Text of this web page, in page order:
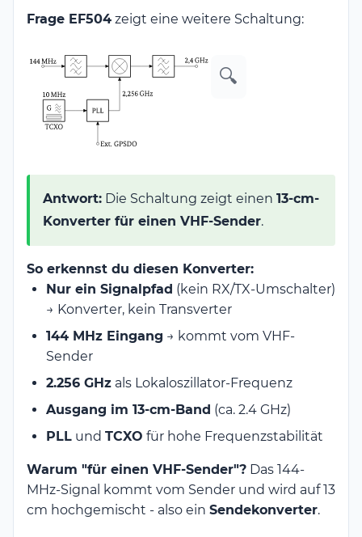
Frage EF504 zeigt eine weitere Schaltung:
🔍
Antwort: Die Schaltung zeigt einen 13-cm-
Konverter für einen VHF-Sender.
So erkennst du diesen Konverter:
Nur ein Signalpfad (kein RX/TX-Umschalter)
→ Konverter, kein Transverter
144 MHz Eingang → kommt vom VHF-
Sender
2.256 GHz als Lokaloszillator-Frequenz
Ausgang im 13-cm-Band (ca. 2.4 GHz)
PLL und TCXO für hohe Frequenzstabilität
Warum "für einen VHF-Sender"? Das 144-
MHz-Signal kommt vom Sender und wird auf 13
cm hochgemischt - also ein Sendekonverter.